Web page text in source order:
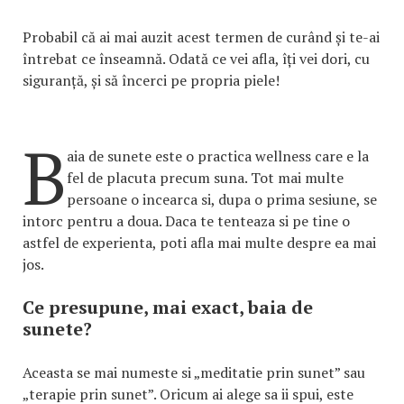
Probabil că ai mai auzit acest termen de curând și te-ai
întrebat ce înseamnă. Odată ce vei afla, îți vei dori, cu
siguranță, și să încerci pe propria piele!
B aia de sunete este o practica wellness care e la
fel de placuta precum suna. Tot mai multe
persoane o incearca si, dupa o prima sesiune, se
intorc pentru a doua. Daca te tenteaza si pe tine o
astfel de experienta, poti afla mai multe despre ea mai
jos.
Ce presupune, mai exact, baia de
sunete?
Aceasta se mai numeste si „meditatie prin sunet” sau
„terapie prin sunet”. Oricum ai alege sa ii spui, este